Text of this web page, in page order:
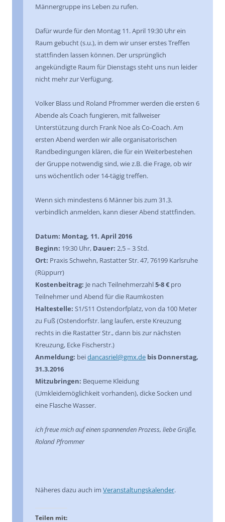
Männergruppe ins Leben zu rufen.
Dafür wurde für den Montag 11. April 19:30 Uhr ein
Raum gebucht (s.u.), in dem wir unser erstes Treffen
stattfinden lassen können. Der ursprünglich
angekündigte Raum für Dienstags steht uns nun leider
nicht mehr zur Verfügung.
Volker Blass und Roland Pfrommer werden die ersten 6
Abende als Coach fungieren, mit fallweiser
Unterstützung durch Frank Noe als Co-Coach. Am
ersten Abend werden wir alle organisatorischen
Randbedingungen klären, die für ein Weiterbestehen
der Gruppe notwendig sind, wie z.B. die Frage, ob wir
uns wöchentlich oder 14-tägig treffen.
Wenn sich mindestens 6 Männer bis zum 31.3.
verbindlich anmelden, kann dieser Abend stattfinden.
Datum: Montag, 11. April 2016
Beginn: 19:30 Uhr, Dauer: 2,5 – 3 Std.
Ort: Praxis Schwehn, Rastatter Str. 47, 76199 Karlsruhe
(Rüppurr)
Kostenbeitrag: Je nach Teilnehmerzahl5-8 € pro
Teilnehmer und Abend für die Raumkosten
Haltestelle: S1/S11 Ostendorfplatz, von da 100 Meter
zu Fuß (Ostendorfstr. lang laufen, erste Kreuzung
rechts in die Rastatter Str., dann bis zur nächsten
Kreuzung, Ecke Fischerstr.)
Anmeldung: beidancasriel@gmx.de bis Donnerstag,
31.3.2016
Mitzubringen: Bequeme Kleidung
(Umkleidemöglichkeit vorhanden), dicke Socken und
eine Flasche Wasser.
ich freue mich auf einen spannenden Prozess, liebe Grüße,
Roland Pfrommer
Näheres dazu auch im Veranstaltungskalender.
Teilen mit: